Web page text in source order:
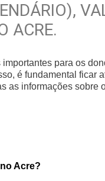
ACRE.
para os
é fundamental ficar
as informações sobre
Acre?